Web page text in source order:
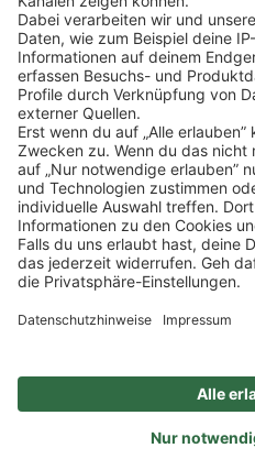
SOCIAL
NEWSLETTER
BESUCHEN SIE UNS
Alle Preise inkl. gesetzl.
Nachnahmegebühren, wenn nicht
Zertifizierter Bio-Fachhändler